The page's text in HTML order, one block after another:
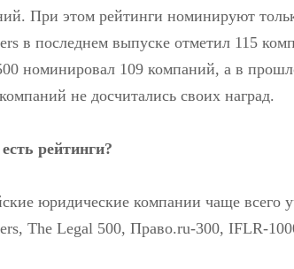
При этом рейтинги номинируют
в последнем выпуске отметил 115
номинировал 109 компаний, а в
не досчитались своих наград.
рейтинги?
юридические компании чаще всего
The Legal 500, Право.ru-300, IFLR-